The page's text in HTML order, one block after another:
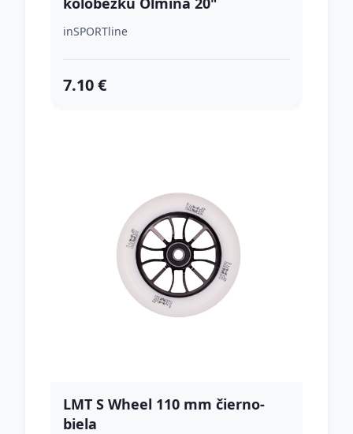
inSPORTline
7.10 €
LMT S Wheel 110 mm čierno-
biela